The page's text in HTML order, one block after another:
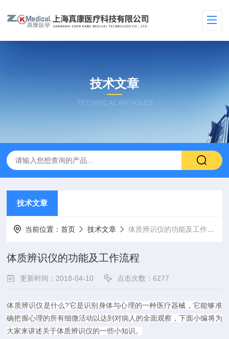
技术文章
TECHNICAL ARTICLES
技术文章
当前位置：首页 技术文章 体质辨识仪的功能及工作流程
体质辨识仪的功能及工作流程
更新时间：2018-04-10 点击次数：6277
体质辨识仪是什么?它是识别身体与心理的一种医疗器械，它能够准
确把握心理的所有细微活动以达到对病人的全面观察，下面小编将为
大家来讲述关于体质辨识仪的一些小知识。